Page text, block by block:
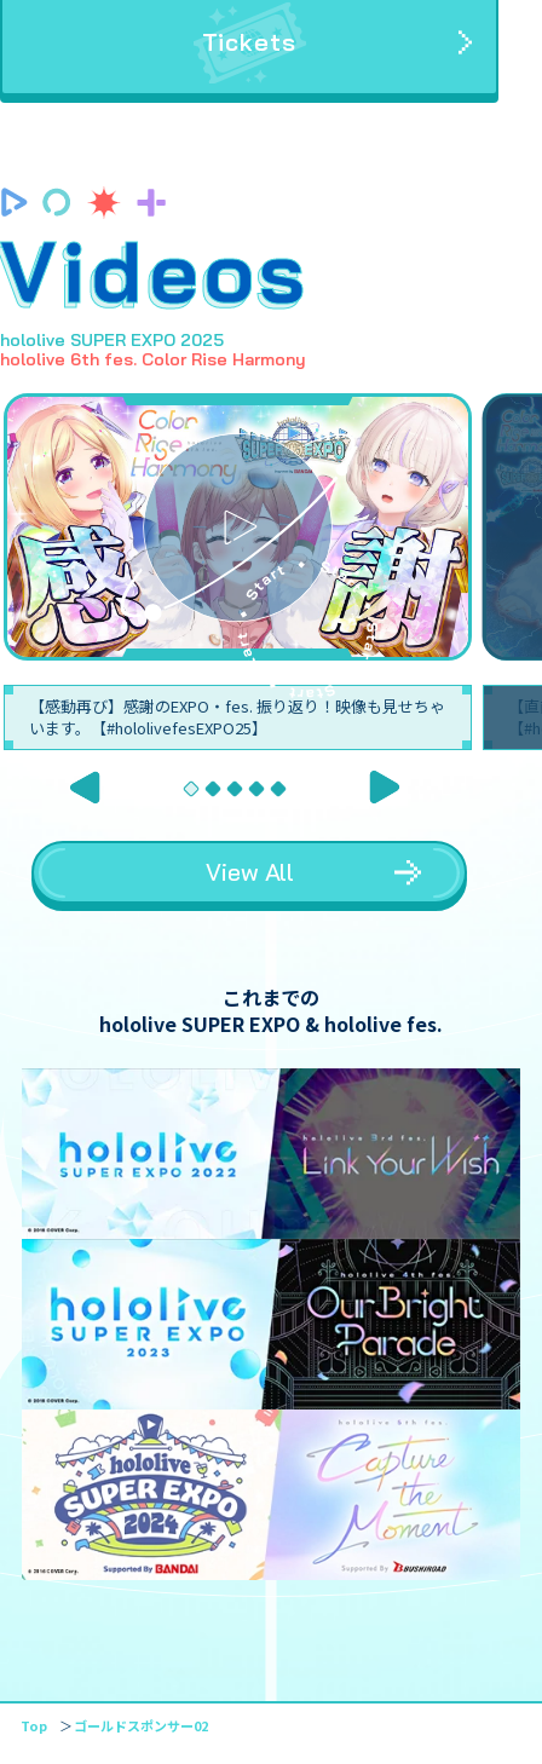
Tickets
Videos
hololive SUPER EXPO 2025
hololive 6th fes. Color Rise Harmony
View All
【感動再び】感謝のEXPO・fes. 振り返り！映像も見せちゃ
います。【#hololivefesEXPO25】
【
【
これまでの
hololive SUPER EXPO & hololive fes.
Top ゴールドスポンサー02